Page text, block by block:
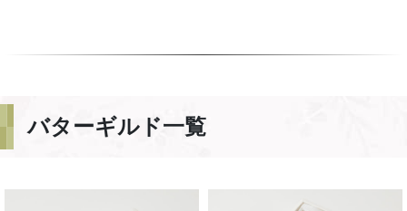
バターギルド一覧